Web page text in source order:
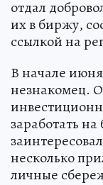
отдал
их в биржу,
ссылкой на
В начале июня
незнакомец.
заработать
несколько
личные